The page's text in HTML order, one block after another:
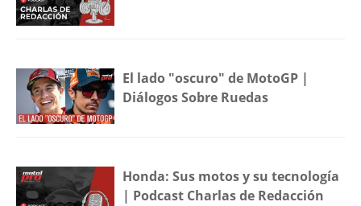
El lado "oscuro" de MotoGP |
Diálogos Sobre Ruedas
Honda: Sus motos y su tecnología
| Podcast Charlas de Redacción